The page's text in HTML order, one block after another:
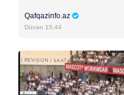
Qafqazinfo.az
Dünən 15:44